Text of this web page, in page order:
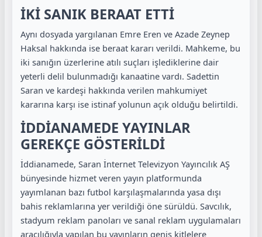
İKİ SANIK BERAAT ETTİ
Aynı dosyada yargılanan Emre Eren ve Azade Zeynep
Haksal hakkında ise beraat kararı verildi. Mahkeme, bu
iki sanığın üzerlerine atılı suçları işlediklerine dair
yeterli delil bulunmadığı kanaatine vardı. Sadettin
Saran ve kardeşi hakkında verilen mahkumiyet
kararına karşı ise istinaf yolunun açık olduğu belirtildi.
İDDİANAMEDE YAYINLAR
GEREKÇE GÖSTERİLDİ
İddianamede, Saran İnternet Televizyon Yayıncılık AŞ
bünyesinde hizmet veren yayın platformunda
yayımlanan bazı futbol karşılaşmalarında yasa dışı
bahis reklamlarına yer verildiği öne sürüldü. Savcılık,
stadyum reklam panoları ve sanal reklam uygulamaları
aracılığıyla yapılan bu yayınların geniş kitlelere